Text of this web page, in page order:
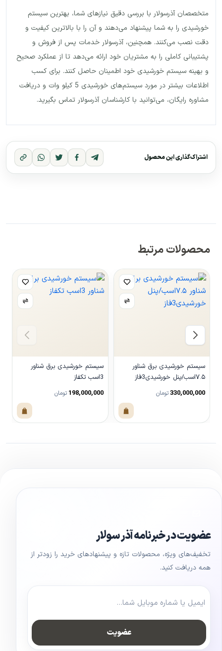
متخصصان آذرسولار با بررسی دقیق نیازهای شما، بهترین سیستم
خورشیدی را به شما پیشنهاد می‌دهند و آن را با بالاترین کیفیت و
دقت نصب می‌کنند. همچنین، آذرسولار خدمات پس از فروش و
پشتیبانی کاملی را به مشتریان خود ارائه می‌دهد تا از عملکرد صحیح
و بهینه سیستم خورشیدی خود اطمینان حاصل کنند. برای کسب
اطلاعات بیشتر در مورد سیستم‌های خورشیدی 5 کیلو وات و دریافت
مشاوره رایگان، می‌توانید با کارشناسان آذرسولار تماس بگیرید.
اشتراک‌گذاری این محصول
محصولات مرتبط
سیستم خورشیدی برق شناور
۷.۵اسب/پنل خورشیدی3فاز
330,000,000تومان
سیستم خورشیدی برق شناور
3اسب تکفاز
198,000,000 تومان
عضویت در خبرنامه آذر سولار
تخفیف‌های ویژه، محصولات تازه و پیشنهادهای خرید را زودتر از
همه دریافت کنید.
عضویت